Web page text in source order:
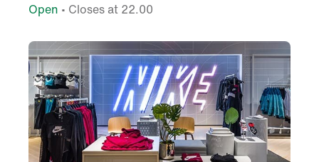
Open • Closes at 22.00